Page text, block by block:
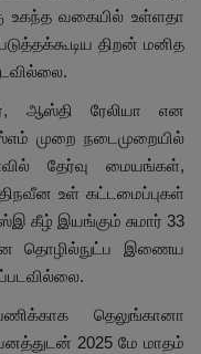
உகந்த வகையில் உள்ளதா
திறன் மனித
ஆஸ்தி ரேலியா என
முறை நடைமுறையில்
தேர்வு மையங்கள்,
உள் கட்டமைப்புகள்
கீழ் இயங்கும் சுமார் 33
தொழில்நுட்ப இணைய
தெலுங்கானா
2025 மே மாதம்